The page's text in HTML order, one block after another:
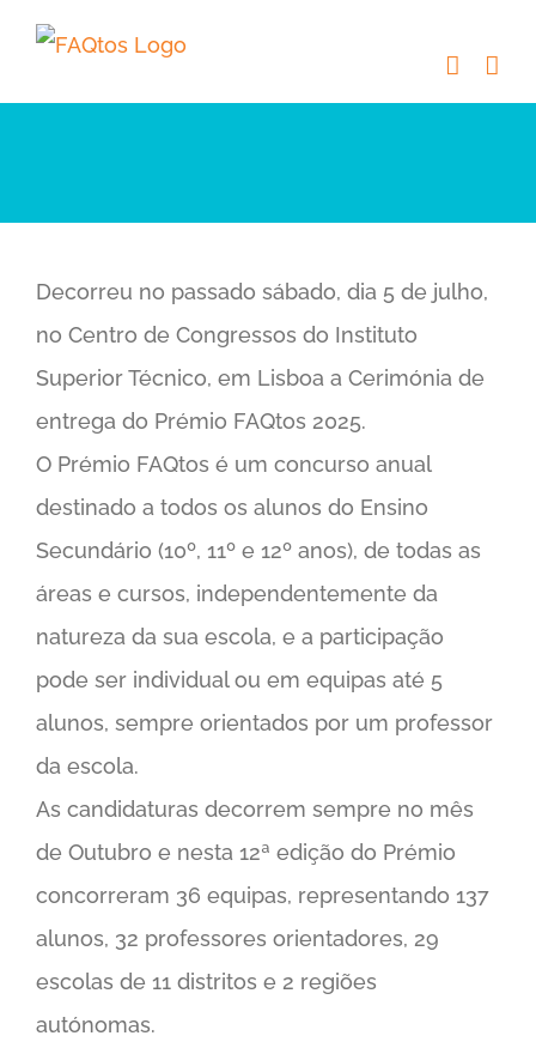
Skip
content
Decorreu no passado sábado, dia 5 de julho,
no Centro de Congressos do Instituto
Superior Técnico, em Lisboa a Cerimónia de
entrega do Prémio FAQtos 2025.
O Prémio FAQtos é um concurso anual
destinado a todos os alunos do Ensino
Secundário (10º, 11º e 12º anos), de todas as
áreas e cursos, independentemente da
natureza da sua escola, e a participação
pode ser individual ou em equipas até 5
alunos, sempre orientados por um professor
da escola.
As candidaturas decorrem sempre no mês
de Outubro e nesta 12ª edição do Prémio
concorreram 36 equipas, representando 137
alunos, 32 professores orientadores, 29
escolas de 11 distritos e 2 regiões
autónomas.